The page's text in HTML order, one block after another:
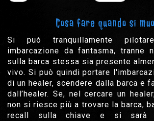
Cosa fare quando si
Si può tranquillamente
imbarcazione da fantasma, tranne
sulla barca stessa sia presente
vivo. Si può quindi portare
di un healer, scendere dalla barca e
dall’healer. Se, nel cercare un
non si riesce più a trovare la barca,
recall sulla chiave e si sarà